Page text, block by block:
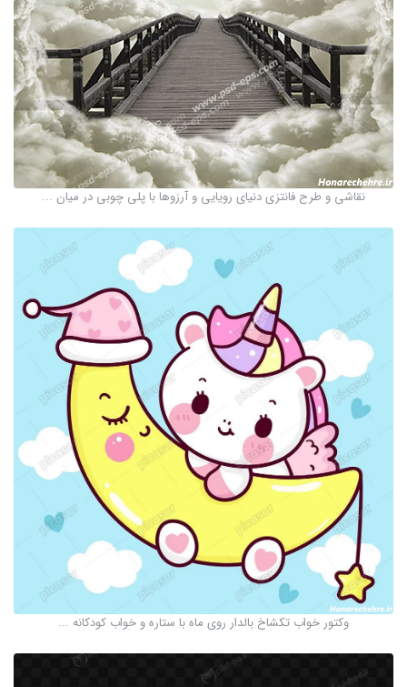
نقاشی و طرح فانتزی دنیای رویایی و آرزوها با پلی چوبی در میان ...
وکتور خواب تکشاخ بالدار روی ماه با ستاره و خواب کودکانه ...